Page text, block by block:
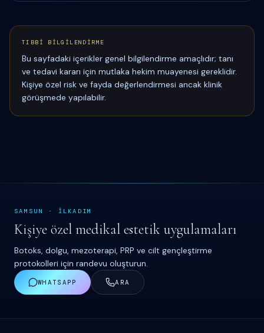
TIBBİ BİLGİLENDİRME
Bu sayfadaki içerikler genel bilgilendirme amaçlıdır; tanı
ve tedavi kararı için mutlaka hekim muayenesi gereklidir.
Kişiye özel risk ve fayda değerlendirmesi ancak klinik
görüşmede yapılabilir.
SAMSUN · İ LKADIM
Kişiye özel medikal estetik uygulamaları
Botoks, dolgu, mezoterapi, PRP ve cilt gençleştirme
protokolleri için randevu oluşturun.
WHATSAPP ARA